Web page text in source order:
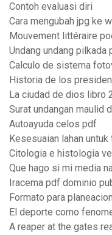
Contoh evaluasi diri
Cara mengubah jpg ke
Mouvement littéraire
Undang undang pilkada
Calculo de sistema
Historia de los
La ciudad de dios libro
Surat undangan maulid
Autoayuda celos pdf
Kesesuaian lahan
Citologia e histologia
Que hago si mi media
Iracema pdf dominio
Formato para
El deporte como
A reaper at the gates